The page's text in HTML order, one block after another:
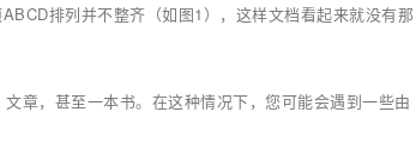
排列并不整齐（如图1），这样文档看起来就没有那
章，甚至一本书。在这种情况下，您可能会遇到一些由